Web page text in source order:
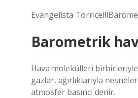
Evangelista
Barometrik
Hava molekülleri
gazlar, ağırlıklarıyla
atmosfer basıncı denir.